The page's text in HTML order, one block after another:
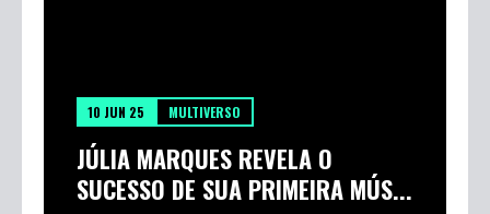
10 JUN 25 MULTIVERSO
JÚLIA MARQUES REVELA O
SUCESSO DE SUA PRIMEIRA MÚS...